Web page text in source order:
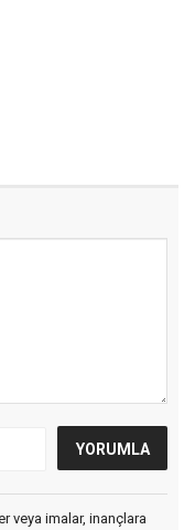
veya imalar, inançlara